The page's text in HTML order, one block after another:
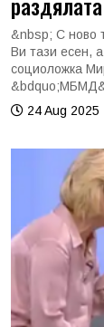
&nbsp; С ново
Ви тази есен,
социоложка
24 Aug 2025